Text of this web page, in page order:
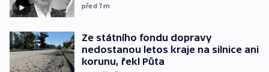
před 7m
Ze státního fondu dopravy
nedostanou letos kraje na silnice ani
korunu, řekl Půta